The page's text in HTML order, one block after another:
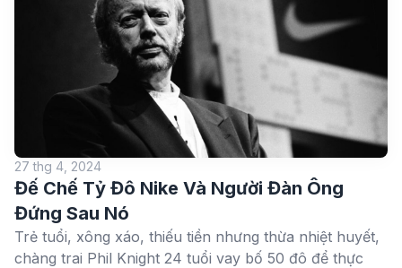
27 thg 4, 2024
Đế Chế Tỷ Đô Nike Và Người Đàn Ông
Đứng Sau Nó
Trẻ tuổi, xông xáo, thiếu tiền nhưng thừa nhiệt huyết,
chàng trai Phil Knight 24 tuổi vay bố 50 đô để thực